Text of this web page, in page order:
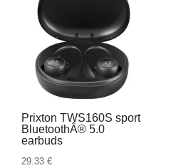
Prixton TWS160S sport
BluetoothÂ® 5.0
earbuds
29.33€